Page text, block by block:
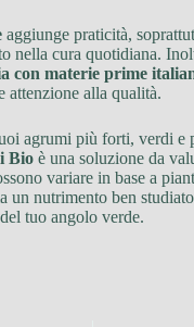
aggiunge praticità,
nella cura quotidiana.
con materie prime
attenzione alla qualità.
agrumi più forti, verdi e
Bio è una soluzione da
variare in base a
un nutrimento ben
tuo angolo verde.